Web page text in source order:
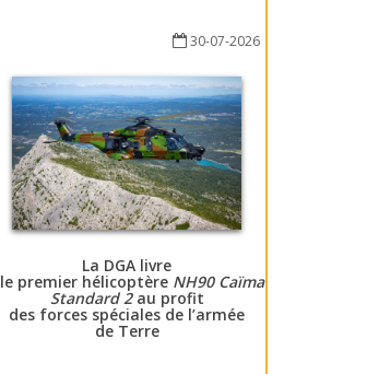
30-07-2026
La DGA livre
le premier hélicoptère NH90 Caïman
Standard 2au profit
des forces spéciales de l’armée
de Terre